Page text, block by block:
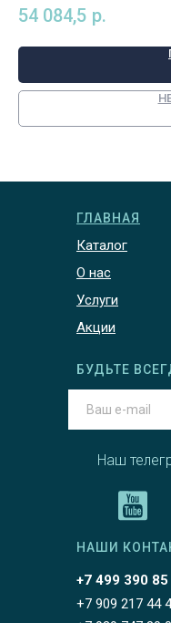
54 084,5 р.
ГЛАВНАЯ
Каталог
О нас
Услуги
Акции
Наш
БУДЬТЕ
+7 499 390
НАШИ
+7 909 217 44